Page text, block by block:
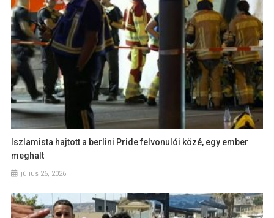
Iszlamista hajtott a berlini Pride felvonulói közé, egy ember
meghalt
július 26, 2026